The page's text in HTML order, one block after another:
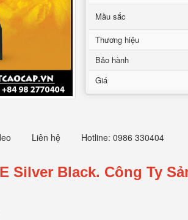
Mầu sắc
Thương hiệu
Bảo hành
Giá
Liên hệ Hotline: 0986 330404
Silver Black. Công Ty